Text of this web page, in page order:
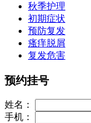
秋季护理
初期症状
预防复发
瘙痒脱屑
复发危害
预约挂号
姓名：
手机：